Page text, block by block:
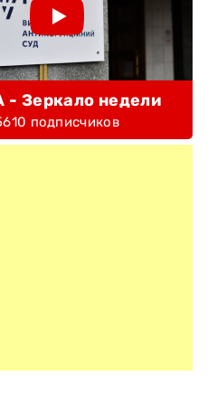
- Зеркало недели
подписчиков